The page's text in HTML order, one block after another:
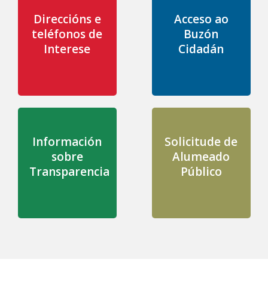
Direccións e
teléfonos de
Interese
Acceso ao
Buzón
Cidadán
Información
sobre
Transparencia
Solicitude de
Alumeado
Público